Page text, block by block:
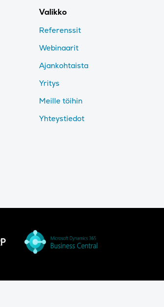
Valikko
Referenssit
Webinaarit
Ajankohtaista
Yritys
Meille töihin
Yhteystiedot